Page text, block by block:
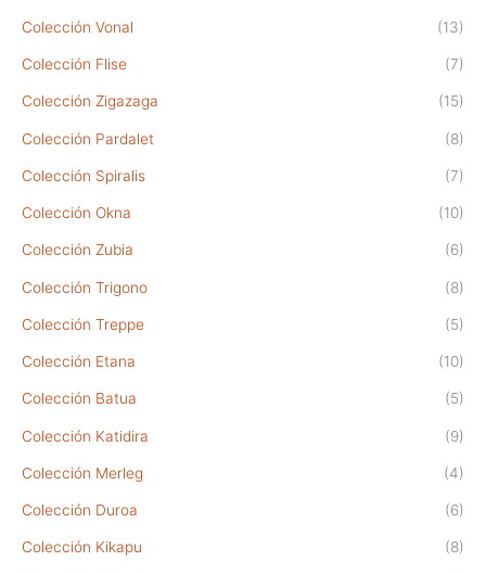
Colección Vonal (13)
Colección Flise (7)
Colección Zigazaga (15)
Colección Pardalet (8)
Colección Spiralis (7)
Colección Okna (10)
Colección Zubia (6)
Colección Trigono (8)
Colección Treppe (5)
Colección Etana (10)
Colección Batua (5)
Colección Katidira (9)
Colección Merleg (4)
Colección Duroa (6)
Colección Kikapu (8)